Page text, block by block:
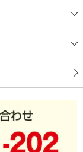
がよく確認
兵庫県 60代A.M様